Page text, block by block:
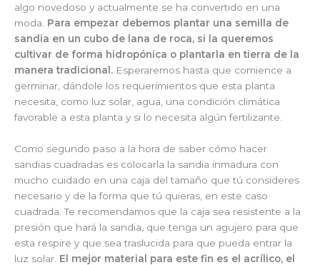
algo novedoso y actualmente se ha convertido en una
moda. Para empezar debemos plantar una semilla de
sandia en un cubo de lana de roca, si la queremos
cultivar de forma hidropónica o plantarla en tierra de la
manera tradicional. Esperaremos hasta que comience a
germinar, dándole los requerimientos que esta planta
necesita, como luz solar, agua, una condición climática
favorable a esta planta y si lo necesita algún fertilizante.
Como segundo paso a la hora de saber cómo hacer
sandias cuadradas es colocarla la sandia inmadura con
mucho cuidado en una caja del tamaño que tú consideres
necesario y de la forma que tú quieras, en este caso
cuadrada. Te recomendamos que la caja sea resistente a la
presión que hará la sandia, que tenga un agujero para que
esta respire y que sea traslucida para que pueda entrar la
luz solar. El mejor material para este fin es el acrílico, el